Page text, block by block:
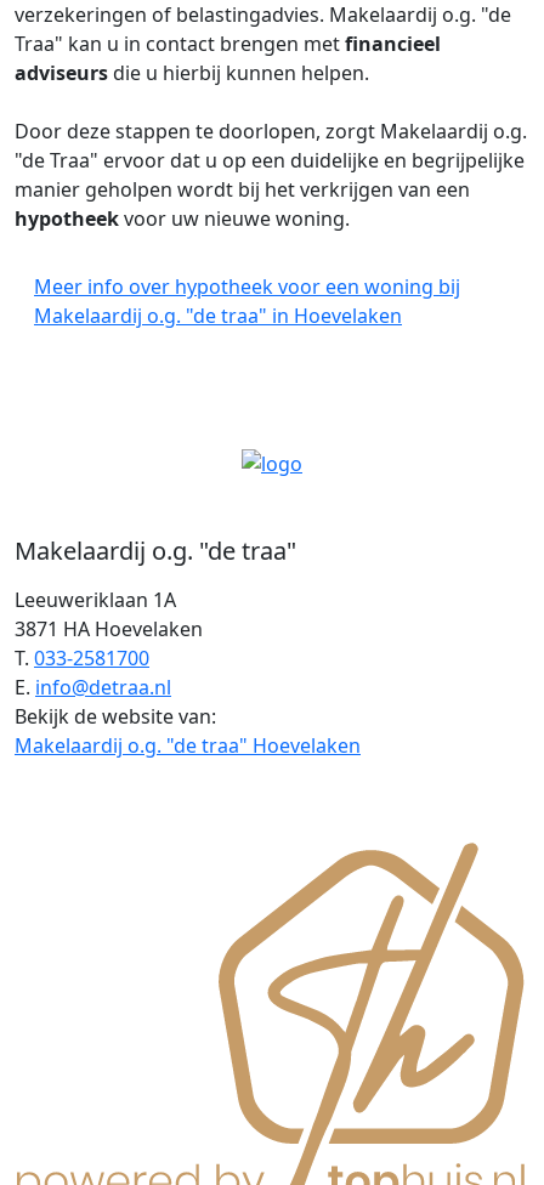
Makelaardij o.g. "de traa"
Leeuweriklaan 1A
3871 HA Hoevelaken
T. 033-2581700
E. info@detraa.nl
Bekijk de website van:
Makelaardij o.g. "de traa" Hoevelaken
verzekeringen of belastingadvies. Makelaardij o.g. "de
Traa" kan u in contact brengen metfinancieel
adviseursdie u hierbij kunnen helpen.
Door deze stappen te doorlopen, zorgt Makelaardij o.g.
"de Traa" ervoor dat u op een duidelijke en begrijpelijke
manier geholpen wordt bij het verkrijgen van een
hypotheekvoor uw nieuwe woning.
Meer info over hypotheek voor een woning bij
Makelaardij o.g. "de traa" in Hoevelaken